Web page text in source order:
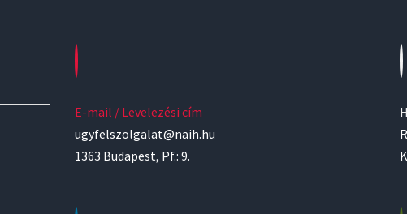
E-mail / Levelezési cím
ugyfelszolgalat@naih.hu
1363 Budapest, Pf.: 9.